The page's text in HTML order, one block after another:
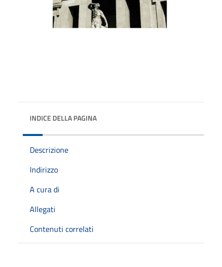
INDICE DELLA PAGINA
Descrizione
Indirizzo
A cura di
Allegati
Contenuti correlati